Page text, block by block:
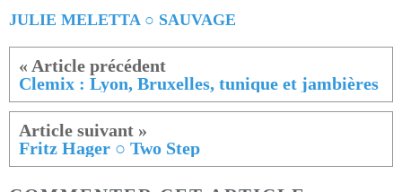
JULIE MELETTA ○ SAUVAGE
Clemix : Lyon, Bruxelles, tunique et jambières
Fritz Hager ○ Two Step